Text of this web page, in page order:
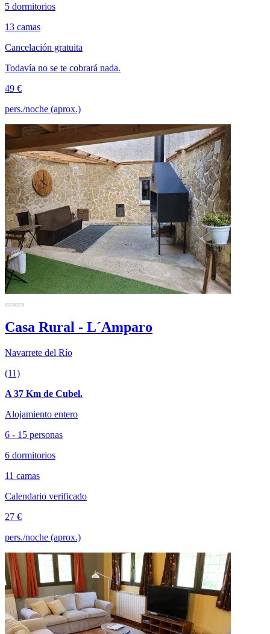
5 dormitorios
13 camas
Cancelación gratuita
Todavía no se te cobrará nada.
49 €
pers./noche (aprox.)
Casa Rural - L´Amparo
Navarrete del Río
(11)
A 37 Km de Cubel.
Alojamiento entero
6 - 15 personas
6 dormitorios
11 camas
Calendario verificado
27 €
pers./noche (aprox.)